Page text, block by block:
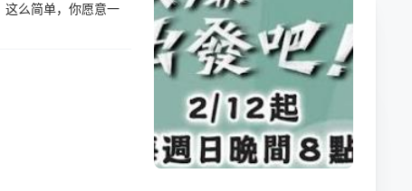
暂无观看影片的记录
这么简单，你愿意一